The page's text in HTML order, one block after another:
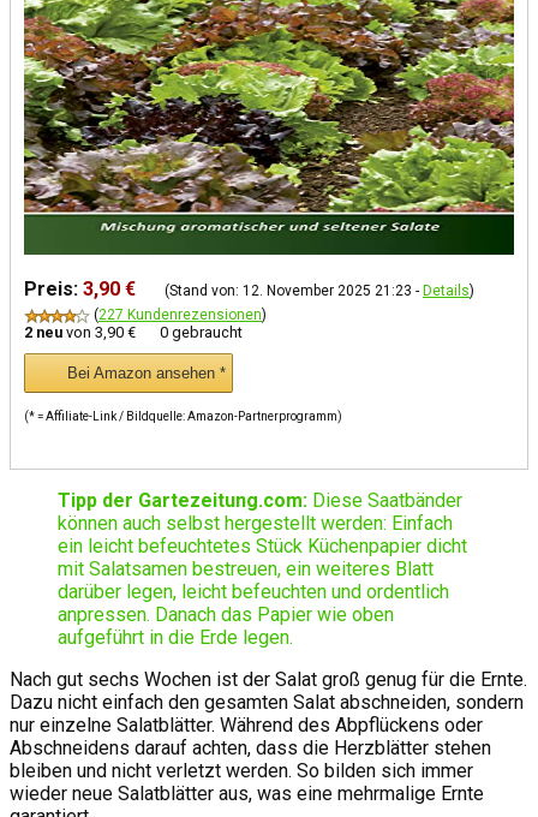
Preis: 3,90 € (Stand von: 12. November 2025 21:23 - Details)
(227 Kundenrezensionen)
2 neu von 3,90 € 0 gebraucht
Bei Amazon ansehen *
(* = Affiliate-Link / Bildquelle: Amazon-Partnerprogramm)
Tipp der Gartezeitung.com: Diese Saatbänder
können auch selbst hergestellt werden: Einfach
ein leicht befeuchtetes Stück Küchenpapier dicht
mit Salatsamen bestreuen, ein weiteres Blatt
darüber legen, leicht befeuchten und ordentlich
anpressen. Danach das Papier wie oben
aufgeführt in die Erde legen.
Nach gut sechs Wochen ist der Salat groß genug für die Ernte.
Dazu nicht einfach den gesamten Salat abschneiden, sondern
nur einzelne Salatblätter. Während des Abpflückens oder
Abschneidens darauf achten, dass die Herzblätter stehen
bleiben und nicht verletzt werden. So bilden sich immer
wieder neue Salatblätter aus, was eine mehrmalige Ernte